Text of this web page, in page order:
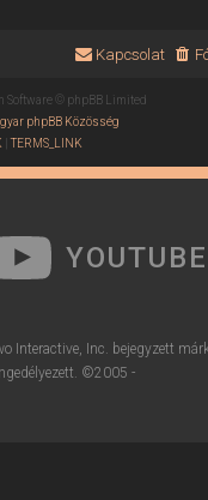
Kapcsolat
Software © phpBB Limited
phpBB Közösség
|TERMS_LINK
YOUTUBE
Interactive, Inc. bejegyzett
©2005 -